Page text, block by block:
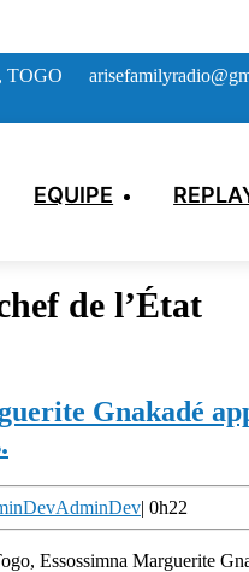
TOGO
EQUIPE
de l’État
Gnakadé
AdminDev| 0h22
Essossimna Marguerite